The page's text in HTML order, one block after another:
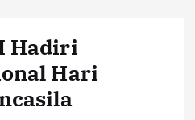
Hadiri
Hari